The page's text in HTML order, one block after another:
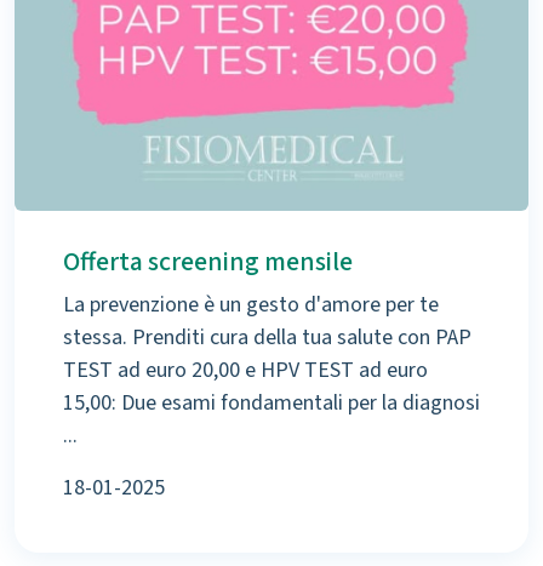
Offerta screening mensile
La prevenzione è un gesto d'amore per te
stessa. Prenditi cura della tua salute con PAP
TEST ad euro 20,00 e HPV TEST ad euro
15,00: Due esami fondamentali per la diagnosi
...
18-01-2025